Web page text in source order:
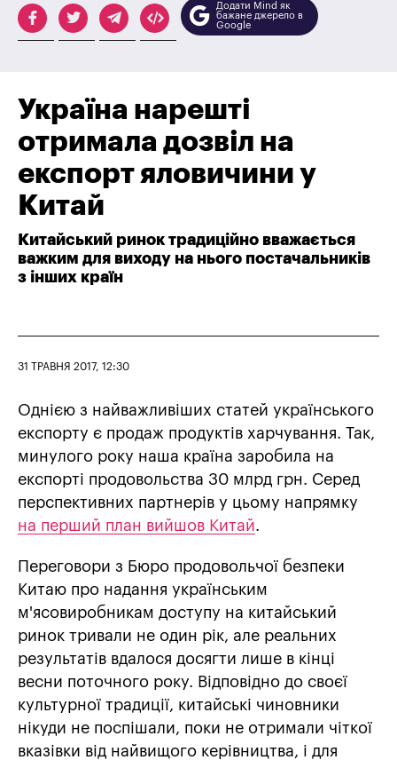
Додати Mind як
бажане джерело в
Google
Україна нарешті
отримала дозвіл на
експорт яловичини у
Китай
Китайський ринок традиційно вважається
важким для виходу на нього постачальників
з інших країн
31 ТРАВНЯ 2017, 12:30
Однією з найважливіших статей українського
експорту є продаж продуктів харчування. Так,
минулого року наша країна заробила на
експорті продовольства 30 млрд грн. Серед
перспективних партнерів у цьому напрямку
на перший план вийшов Китай.
Переговори з Бюро продовольчої безпеки
Китаю про надання українським
м'ясовиробникам доступу на китайський
ринок тривали не один рік, але реальних
результатів вдалося досягти лише в кінці
весни поточного року. Відповідно до своєї
культурної традиції, китайські чиновники
нікуди не поспішали, поки не отримали чіткої
вказівки від найвищого керівництва, і для